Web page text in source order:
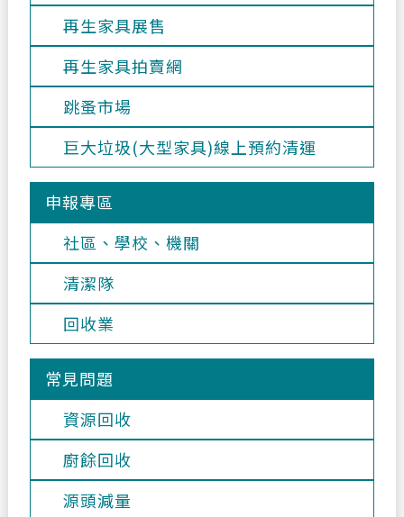
再生家具展售
再生家具拍賣網
跳蚤市場
巨大垃圾(大型家具)線上預約清運
申報專區
社區、學校、機關
清潔隊
回收業
常見問題
資源回收
廚餘回收
源頭減量